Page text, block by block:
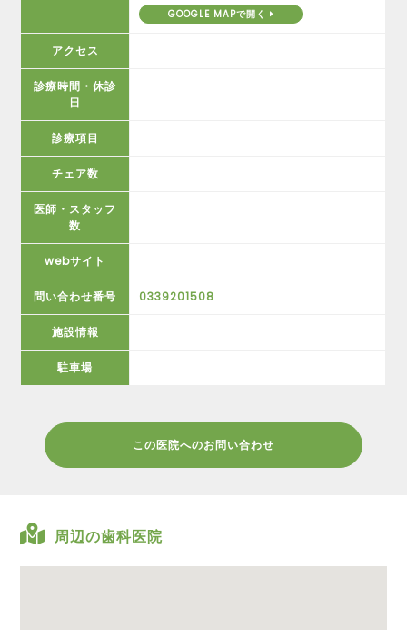
GOOGLE MAPで開く
アクセス
診療時間・休診
日
診療項目
チェア数
医師・スタッフ
数
webサイト
問い合わせ番号 0339201508
施設情報
駐車場
この医院へのお問い合わせ
周辺の歯科医院